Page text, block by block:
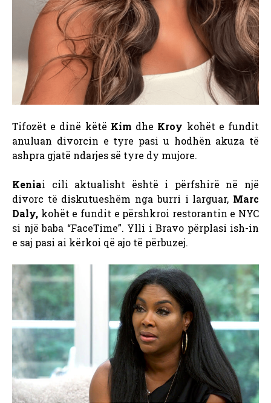
Tifozët e dinë këtë Kim dhe Kroy kohët e fundit
anuluan divorcin e tyre pasi u hodhën akuza të
ashpra gjatë ndarjes së tyre dy mujore.
Keniai cili aktualisht është i përfshirë në një
divorc të diskutueshëm nga burri i larguar, Marc
Daly, kohët e fundit e përshkroi restorantin e NYC
si një baba “FaceTime”. Ylli i Bravo përplasi ish-in
e saj pasi ai kërkoi që ajo të përbuzej.